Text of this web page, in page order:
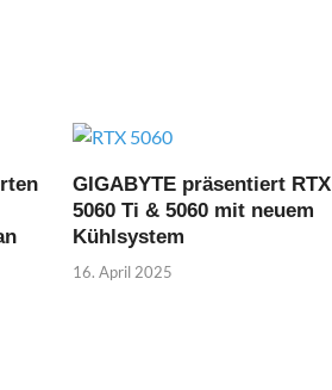
GIGABYTE präsentiert RTX
5060 Ti & 5060 mit neuem
Kühlsystem
16. April 2025